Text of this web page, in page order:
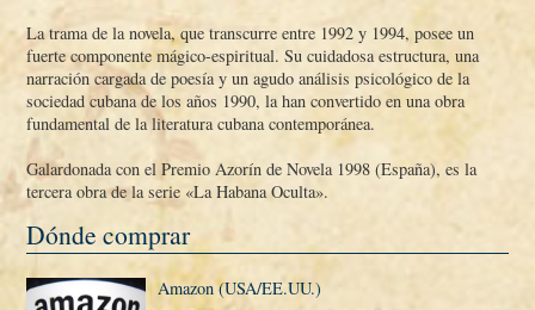
La trama de la novela, que transcurre entre 1992 y 1994, posee un
fuerte componente mágico-espiritual. Su cuidadosa estructura, una
narración cargada de poesí­a y un agudo análisis psicológico de la
sociedad cubana de los años 1990, la han convertido en una obra
fundamental de la literatura cubana contemporánea.
Galardonada con el Premio Azorí­n de Novela 1998 (España), es la
tercera obra de la serie «La Habana Oculta».
Dónde comprar
Amazon (USA/EE.UU.)